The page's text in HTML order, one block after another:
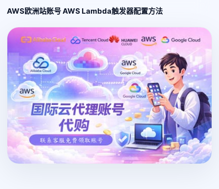
AWS欧洲站账号 AWS Lambda触发器配置方法